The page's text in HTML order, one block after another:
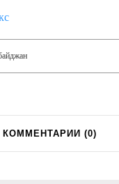
КОММЕНТАРИИ (0)